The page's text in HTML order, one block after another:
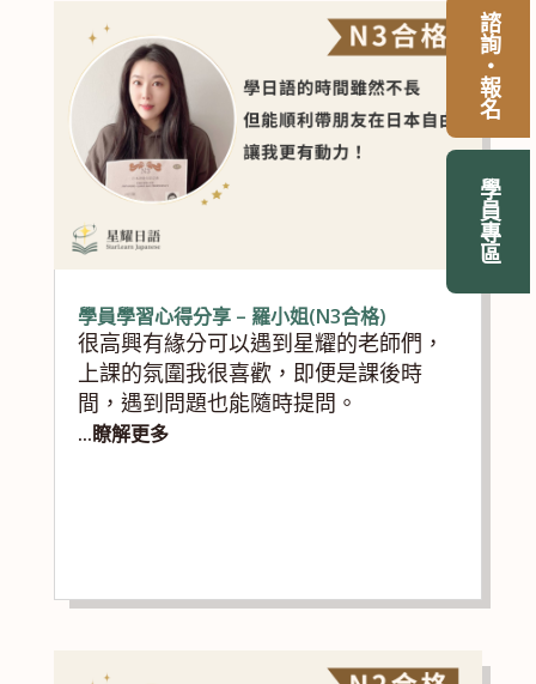
學員學習心得分享 – 羅小姐(N3合格)
很高興有緣分可以遇到星耀的老師們，
上課的氛圍我很喜歡，即便是課後時
間，遇到問題也能隨時提問。
...瞭解更多
諮詢・報名
學員專區